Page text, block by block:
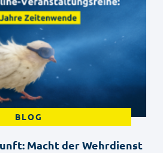
BLOG
Macht der Wehrdienst